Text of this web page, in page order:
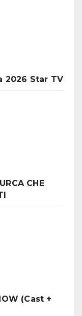
2026 Star TV
CHE
(Cast +